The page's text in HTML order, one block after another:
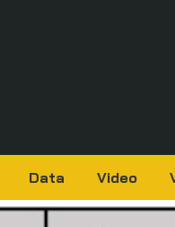
Data Video